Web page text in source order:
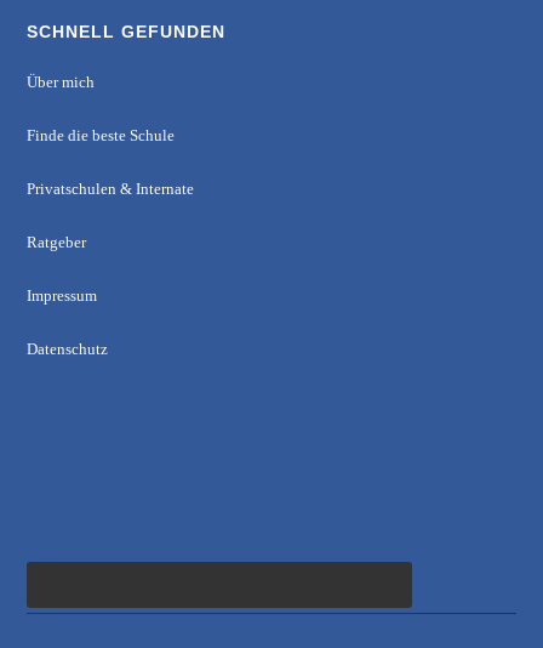
SCHNELL GEFUNDEN
Über mich
Finde die beste Schule
Privatschulen & Internate
Ratgeber
Impressum
Datenschutz